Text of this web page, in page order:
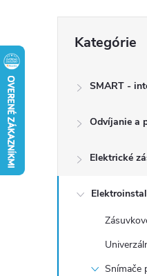
ý
kategórie
Kategórie
SMART -
Odvíjanie a
Elektrické
Snímače